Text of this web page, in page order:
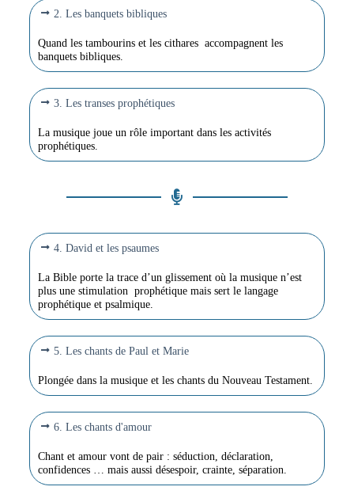
2. Les banquets bibliques
Quand les tambourins et les cithares accompagnent les
banquets bibliques.
3. Les transes prophétiques
La musique joue un rôle important dans les activités
prophétiques.
4. David et les psaumes
La Bible porte la trace d’un glissement où la musique n’est
plus une stimulation prophétique mais sert le langage
prophétique et psalmique.
5. Les chants de Paul et Marie
Plongée dans la musique et les chants du Nouveau Testament.
6. Les chants d'amour
Chant et amour vont de pair : séduction, déclaration,
confidences … mais aussi désespoir, crainte, séparation.